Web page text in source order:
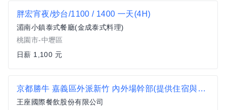
胖宏宵夜/炒台/1100 / 1400 一天(4H)
湄南小鎮泰式餐廳(金成泰式料理)
桃園市-中壢區
日薪 1,100 元
京都勝牛 嘉義區外派新竹 內外場幹部(提供住宿與外派津貼)#月薪44000以上#另有門市達標獎金
王座國際餐飲股份有限公司